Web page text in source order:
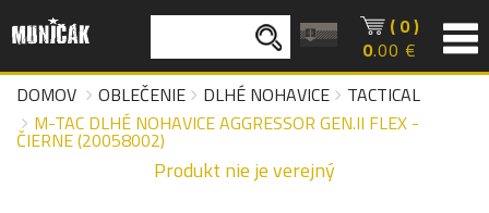
( 0 )
0.00 €
DOMOV
OBLEČENIE DLHÉ NOHAVICE
TACTICAL
M-TAC DLHÉ NOHAVICE AGGRESSOR GEN.II FLEX -
ČIERNE (20058002)
Produkt nie je verejný